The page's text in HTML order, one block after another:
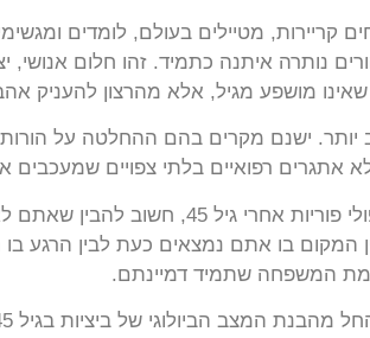
קריירות, מטיילים בעולם, לומדים
נותרה איתנה כתמיד. זהו חלום אנושי,
מושפע מגיל, אלא מהרצון להעניק
ישנם מקרים בהם ההחלטה על הורות
אתגרים רפואיים בלתי צפויים שמעכבים
כאשר מגיעים לצומת הדרכים שבו בוחנים
המקום בו אתם נמצאים כעת לבין הרגע
המשפחה שתמיד דמיינתם.